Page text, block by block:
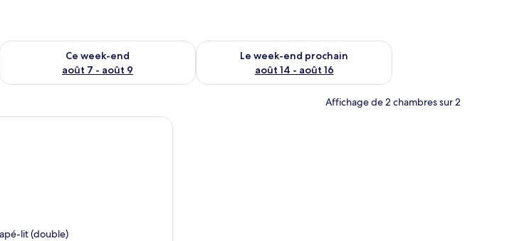
8 - août 9
Ce week-end
août 7 - août 9
Vérifier la disponibilité pour ce week-end août 7 - août 9
Le week-end prochain
août 14 - août 16
Vérifier la disponibilité pour le week-end prochain août 14 -
Affichage de 2 chambres sur 2
une table à manger avec des chaises et un petit coin repas.
Une cuisine compacte avec des meubles en bois, un four encastré et une machine à café.
lit (double)